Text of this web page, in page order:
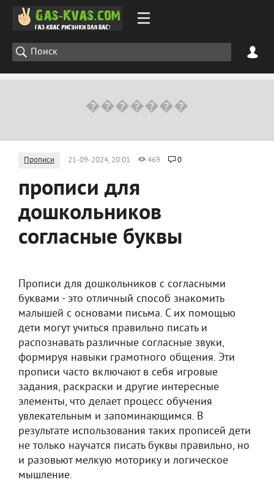
Прописи 21-09-2024, 20:01 469 0
прописи для
дошкольников
согласные буквы
Прописи для дошкольников с согласными
буквами - это отличный способ знакомить
малышей с основами письма. С их помощью
дети могут учиться правильно писать и
распознавать различные согласные звуки,
формируя навыки грамотного общения. Эти
прописи часто включают в себя игровые
задания, раскраски и другие интересные
элементы, что делает процесс обучения
увлекательным и запоминающимся. В
результате использования таких прописей дети
не только научатся писать буквы правильно, но
и разовьют мелкую моторику и логическое
мышление.